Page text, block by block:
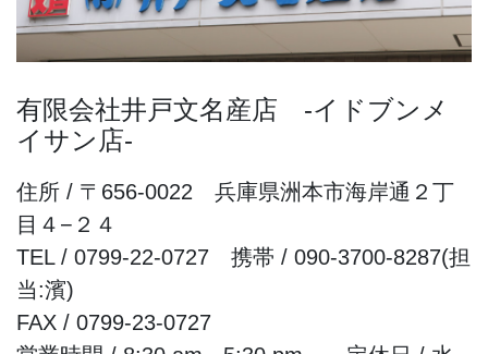
有限会社井戸文名産店 -イドブンメ
イサン店-
住所 / 〒656-0022 兵庫県洲本市海岸通２丁
目４−２４
TEL / 0799-22-0727 携帯 / 090-3700-8287(担
当:濱)
FAX / 0799-23-0727